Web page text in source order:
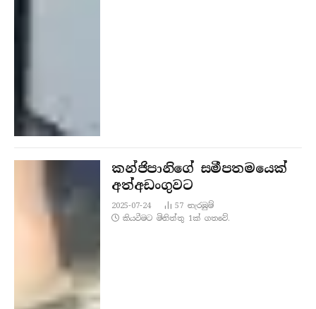
කන්ජිපානිගේ සමීපතමයෙක්
අත්අඩංගුවට
2025-07-24 57නැරඹු​ම්
කියවීමට මිනිත්තු 1ක් ගතවේ.